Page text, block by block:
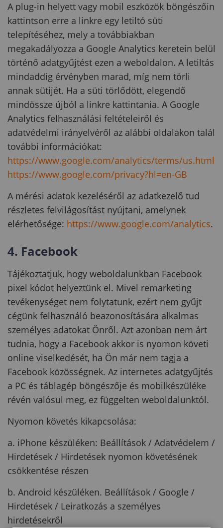
A plug-in helyett vagy mobil eszközök böngészőin
kattintson erre a linkre egy letiltó süti
telepítéséhez, mely a továbbiakban
megakadályozza a Google Analytics keretein belül
történő adatgyűjtést ezen a weboldalon. A letiltás
mindaddig érvényben marad, míg nem törli
annak sütijét. Ha a süti törlődött, elegendő
mindössze újból a linkre kattintania. A Google
Analytics felhasználási feltételeiről és
adatvédelmi irányelvéről az alábbi oldalakon talál
további információkat:
https://www.google.com/analytics/terms/us.html
https://www.google.com/privacy?hl=en-GB
A mérési adatok kezeléséről az adatkezelő tud
részletes felvilágosítást nyújtani, amelynek
elérhetősége: https://www.google.com/analytics.
4. Facebook
Tájékoztatjuk, hogy weboldalunkban Facebook
pixel kódot helyeztünk el. Mivel remarketing
tevékenységet nem folytatunk, ezért nem gyűjt
cégünk felhasználó beazonosítására alkalmas
személyes adatokat Önről. Azt azonban nem árt
tudnia, hogy a Facebook akkor is nyomon követi
online viselkedését, ha Ön már nem tagja a
Facebook közösségnek. Az internetes adatgyűjtés
a PC és táblagép böngészője és mobilkészüléke
révén valósul meg, ez függelten weboldalunktól.
Nyomon követés kikapcsolása:
a. iPhone készüléken: Beállítások / Adatvédelem /
Hirdetések / Hirdetések nyomon követésének
csökkentése részen
b. Android készüléken. Beállítások / Google /
Hirdetések / Leiratkozás a személyes
hirdetésekről